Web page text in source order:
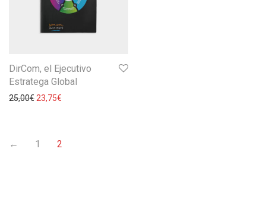
DirCom, el Ejecutivo
Estratega Global
25,00€23,75€
← 1 2